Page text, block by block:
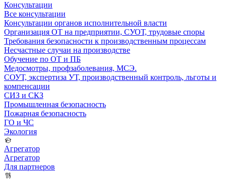
Консультации
Все консультации
Консультации органов исполнительной власти
Организация ОТ на предприятии, СУОТ, трудовые споры
Требования безопасности к производственным процессам
Несчастные случаи на производстве
Обучение по ОТ и ПБ
Медосмотры, профзаболевания, МСЭ.
СОУТ, экспертиза УТ, производственный контроль, льготы и
компенсации
СИЗ и СКЗ
Промышленная безопасность
Пожарная безопасность
ГО и ЧС
Экология
Агрегатор
Агрегатор
Для партнеров